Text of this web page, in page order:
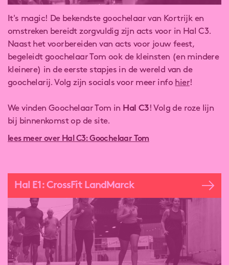
It's magic! De bekendste goochelaar van Kortrijk en
omstreken bereidt zorgvuldig zijn acts voor in Hal C3.
Naast het voorbereiden van acts voor jouw feest,
begeleidt goochelaar Tom ook de kleinsten (en mindere
kleinere) in de eerste stapjes in de wereld van de
goochelarij. Volg zijn socials voor meer info hier!
We vinden Goochelaar Tom in Hal C3! Volg de roze lijn
bij binnenkomst op de site.
lees meer over Hal C3: Goochelaar Tom
Hal E1: CrossFit LandMarck